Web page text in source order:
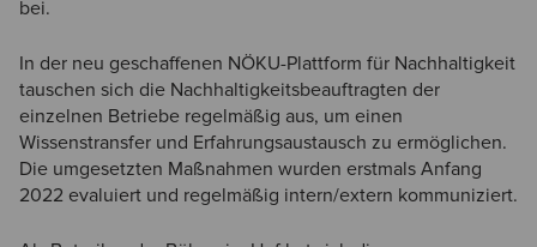
bei.
In der neu geschaffenen NÖKU-Plattform für Nachhaltigkeit
tauschen sich die Nachhaltigkeitsbeauftragten der
einzelnen Betriebe regelmäßig aus, um einen
Wissenstransfer und Erfahrungsaustausch zu ermöglichen.
Die umgesetzten Maßnahmen wurden erstmals Anfang
2022 evaluiert und regelmäßig intern/extern kommuniziert.